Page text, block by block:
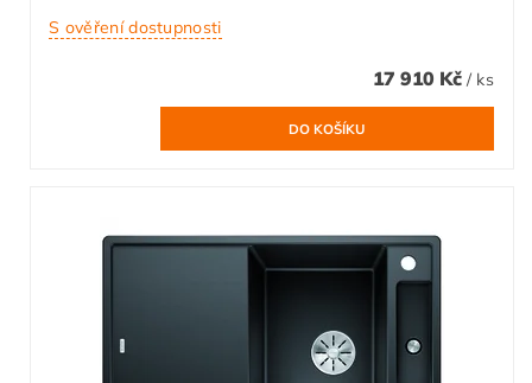
S ověření dostupnosti
17 910 Kč / ks